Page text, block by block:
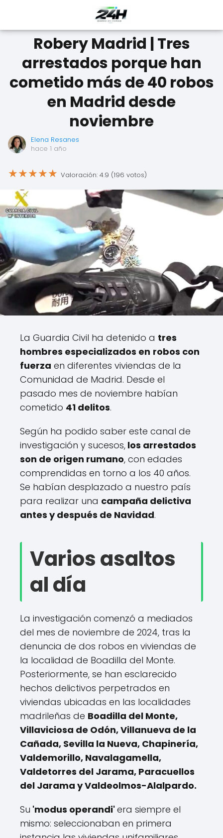
Robery Madrid | Tres
arrestados porque han
cometido más de 40 robos
en Madrid desde
noviembre
Elena Resanes
hace 1 año
★★★★★ Valoración: 4.9 (196 votos)
La Guardia Civil ha detenido a tres
hombres especializados en robos con
fuerza en diferentes viviendas de la
Comunidad de Madrid. Desde el
pasado mes de noviembre habían
cometido 41 delitos.
Según ha podido saber este canal de
investigación y sucesos, los arrestados
son de origen rumano, con edades
comprendidas en torno a los 40 años.
Se habían desplazado a nuestro país
para realizar una campaña delictiva
antes y después de Navidad.
Varios asaltos
al día
La investigación comenzó a mediados
del mes de noviembre de 2024, tras la
denuncia de dos robos en viviendas de
la localidad de Boadilla del Monte.
Posteriormente, se han esclarecido
hechos delictivos perpetrados en
viviendas ubicadas en las localidades
madrileñas de Boadilla del Monte,
Villaviciosa de Odón, Villanueva de la
Cañada, Sevilla la Nueva, Chapinería,
Valdemorillo, Navalagamella,
Valdetorres del Jarama, Paracuellos
del Jarama y Valdeolmos-Alalpardo.
Su 'modus operandi'era siempre el
mismo: seleccionaban en primera